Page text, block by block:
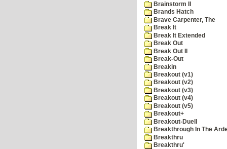
Brainstorm II
Brands Hatch
Brave Carpenter, The
Break It
Break It Extended
Break Out
Break Out II
Break-Out
Breakin
Breakout (v1)
Breakout (v2)
Breakout (v3)
Breakout (v4)
Breakout (v5)
Breakout+
Breakout-Duell
Breakthrough In The
Breakthru
Breakthru'